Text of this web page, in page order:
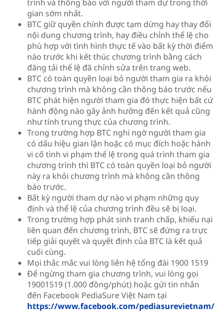
trình và thông báo với người tham dự trong thời
gian sớm nhất.
BTC giữ quyền chính được tạm dừng hay thay đổi
nội dung chương trình, hay điều chỉnh thể lệ cho
phù hợp với tình hình thực tế vào bất kỳ thời điểm
nào trước khi kết thúc chương trình bằng cách
đăng tải thể lệ đã chỉnh sửa trên trang web.
BTC có toàn quyền loại bỏ người tham gia ra khỏi
chương trình mà không cần thông báo trước nếu
BTC phát hiện người tham gia đó thực hiện bất cứ
hành động nào gây ảnh hưởng đến kết quả cũng
như tính trung thực của chương trình.
Trong trường hợp BTC nghi ngờ người tham gia
có dấu hiệu gian lận hoặc có mục đích hoặc hành
vi cố tình vi phạm thể lệ trong quá trình tham gia
chương trình thì BTC có toàn quyền loại bỏ người
này ra khỏi chương trình mà không cần thông
báo trước.
Bất kỳ người tham dự nào vi phạm những quy
định và thể lệ của chương trình đều sẽ bị loại.
Trong trường hợp phát sinh tranh chấp, khiếu nại
liên quan đến chương trình, BTC sẽ đứng ra trực
tiếp giải quyết và quyết định của BTC là kết quả
cuối cùng.
Mọi thắc mắc vui lòng liên hệ tổng đài 1900 1519
Để ngừng tham gia chương trình, vui lòng gọi
19001519 (1.000 đồng/phút) hoặc gửi tin nhắn
đến Facebook PediaSure Việt Nam tại
https://www.facebook.com/pediasurevietnam/